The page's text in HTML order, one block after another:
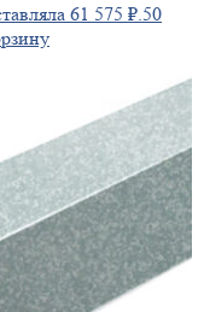
61 575 ₽. 50